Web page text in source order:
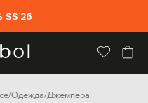
SS`26
Одежда Джемпера